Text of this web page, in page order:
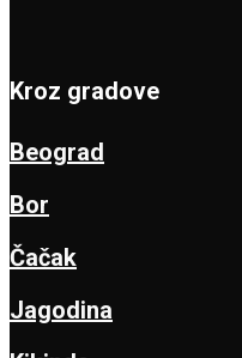
Kroz gradove
Beograd
Bor
Čačak
Jagodina